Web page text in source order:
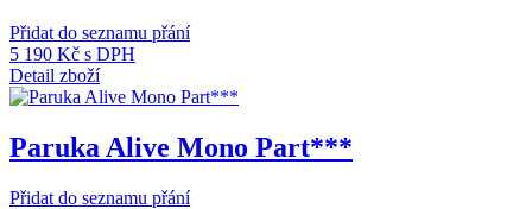
Přidat do seznamu přání
5 190 Kč s DPH
Detail zboží
Paruka Alive Mono Part***
Přidat do seznamu přání